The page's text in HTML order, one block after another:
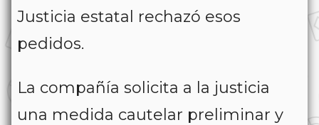
Justicia estatal rechazó esos
pedidos.
La compañía solicita a la justicia
una medida cautelar preliminar y